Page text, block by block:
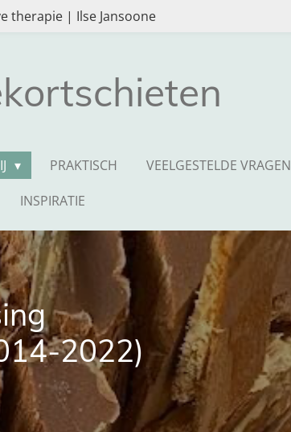
therapie | Ilse Jansoone
PRAKTISCH
VEELGESTELDE VRAGEN
INSPIRATIE
2022)